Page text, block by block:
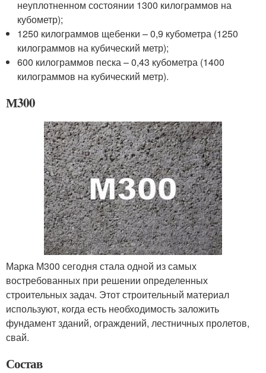
неуплотненном состоянии 1300 килограммов на
кубометр);
1250 килограммов щебенки – 0,9 кубометра (1250
килограммов на кубический метр);
600 килограммов песка – 0,43 кубометра (1400
килограммов на кубический метр).
М300
Марка М300 сегодня стала одной из самых
востребованных при решении определенных
строительных задач. Этот строительный материал
используют, когда есть необходимость заложить
фундамент зданий, ограждений, лестничных пролетов,
свай.
Состав